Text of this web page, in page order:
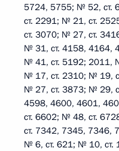
5724, 5755; № 52, ст.
ст. 2291; № 21, ст.
ст. 3070; № 27, ст.
№ 31, ст. 4158, 4164,
№ 41, ст. 5192; 2011,
№ 17, ст. 2310; № 19,
№ 27, ст. 3873; № 29,
4598, 4600, 4601,
ст. 6602; № 48, ст.
ст. 7342, 7345, 7346,
№ 6, ст. 621; № 10, ст.